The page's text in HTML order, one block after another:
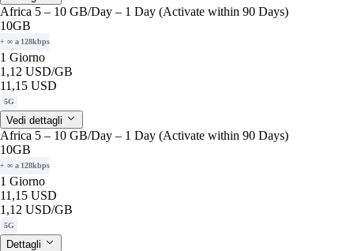
Africa 5 – 10 GB/Day – 1 Day (Activate within 90 Days)
10GB
+ ∞ a 128kbps
1 Giorno
1,12 USD/GB
11,15 USD
5G
Vedi dettagli
Africa 5 – 10 GB/Day – 1 Day (Activate within 90 Days)
10GB
+ ∞ a 128kbps
1 Giorno
11,15 USD
1,12 USD/GB
5G
Dettagli